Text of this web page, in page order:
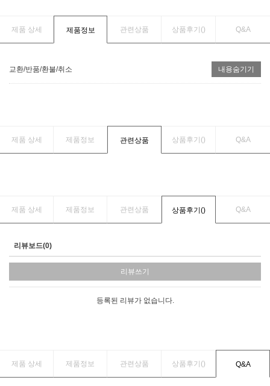
제품 상세 제품정보 관련상품 상품후기() Q&A
교환/반품/환불/취소 내용숨기기
제품 상세 제품정보 관련상품 상품후기() Q&A
제품 상세 제품정보 관련상품 상품후기() Q&A
리뷰보드(0)
리뷰쓰기
등록된 리뷰가 없습니다.
제품 상세 제품정보 관련상품 상품후기() Q&A